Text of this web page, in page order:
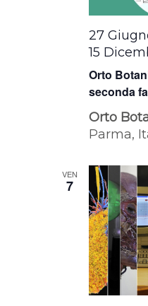
Orto
seconda
27
15
Orto
Parma,
VEN
7